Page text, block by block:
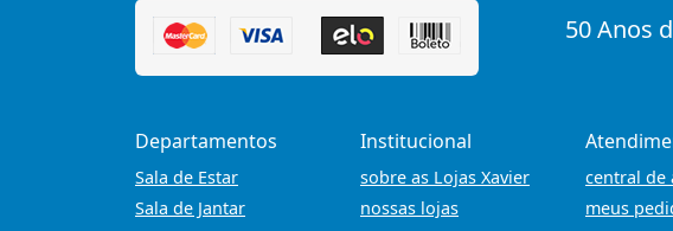
50 Anos
Departamentos
Sala de Estar
Sala de Jantar
Institucional
sobre as Lojas Xavier
nossas lojas
central de
meus